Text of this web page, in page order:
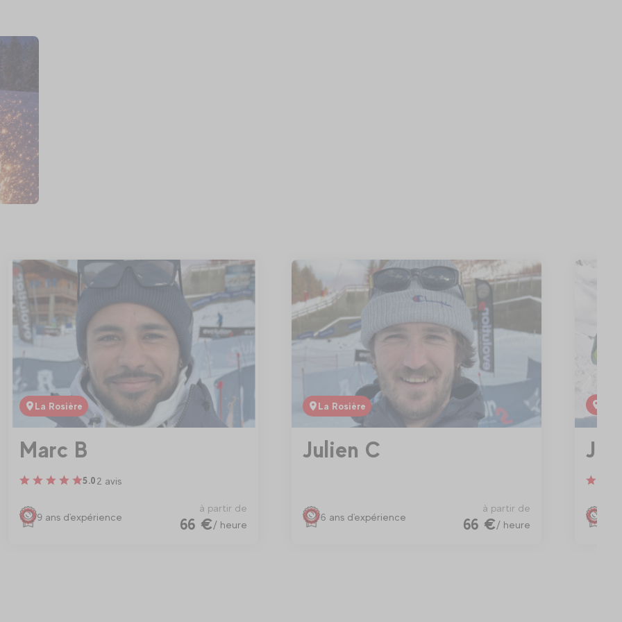
La Rosière
Marc B
5.02 avis
9 ans d'expérience
à partir de
66 €/ heure
La Rosière
Julien C
6 ans d'expérience
à partir de
66 €/ heure